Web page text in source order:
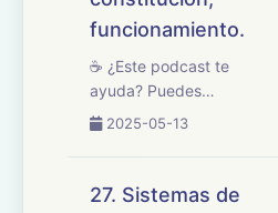
funcionamiento.
☕ ¿Este podcast te
ayuda? Puedes
apoyarlo en
🎧 En este episodio
abordamos el tema 28
2025-05-13
27. Sistemas de